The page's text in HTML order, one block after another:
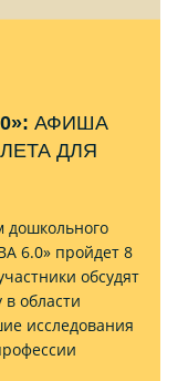
АФИША
ДЛЯ
дошкольного
6.0» пройдет 8
обсудят
области
исследования